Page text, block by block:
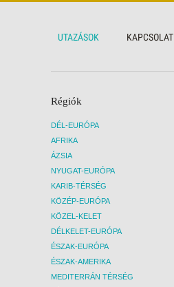
UTAZÁSOK KAPCSOLAT
Régiók
DÉL-EURÓPA
AFRIKA
ÁZSIA
NYUGAT-EURÓPA
KARIB-TÉRSÉG
KÖZÉP-EURÓPA
KÖZEL-KELET
DÉLKELET-EURÓPA
ÉSZAK-EURÓPA
ÉSZAK-AMERIKA
MEDITERRÁN TÉRSÉG